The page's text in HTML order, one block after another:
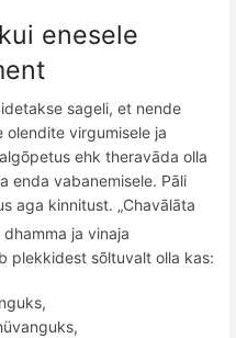
enesele
sageli, et nende
virgumisele ja
ehk theravāda olla
enda vabanemisele. Pāli
aga kinnitust. „Chavālāta
ja vinaja
plekkidest sõltuvalt olla kas: